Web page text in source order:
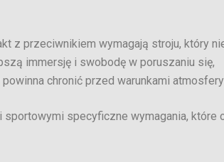
z przeciwnikiem wymagają stroju, który
immersję i swobodę w poruszaniu się,
chronić przed warunkami
sportowymi specyficzne wymagania, które